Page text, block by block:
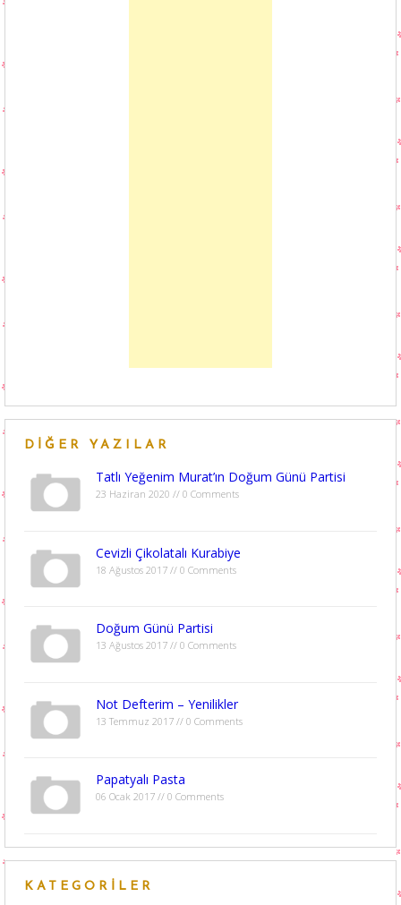
DIĞER YAZILAR
Tatlı Yeğenim Murat’ın Doğum Günü Partisi
23 Haziran 2020 // 0 Comments
Cevizli Çikolatalı Kurabiye
18 Ağustos 2017 // 0 Comments
Doğum Günü Partisi
13 Ağustos 2017 // 0 Comments
Not Defterim – Yenilikler
13 Temmuz 2017 // 0 Comments
Papatyalı Pasta
06 Ocak 2017 // 0 Comments
KATEGORILER